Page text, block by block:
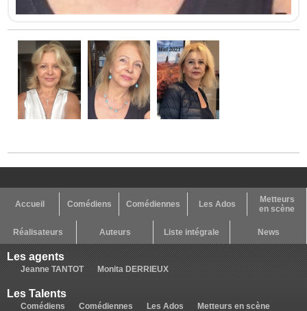
Accueil Comédiens Comédiennes Les Ados
Metteurs
en scène
Réalisateurs Auteurs Liste intégrale News
Les agents
Jeanne TANTOT Monita DERRIEUX
Les Talents
Comédiens Comédiennes Les Ados Metteurs en scène